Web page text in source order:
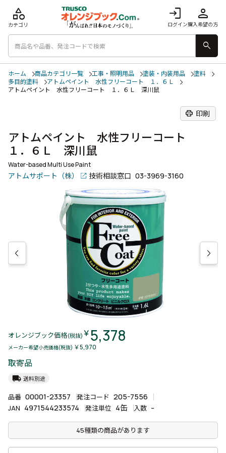
login
ログイン
person
購入希望の方
category
カテゴリ
search
ホーム 商品カテゴリ一覧 工事・照明用品 塗装・内装用品
塗料
多目的塗料
アトムペイント 水性フリーコート １．６Ｌ
アトムペイント 水性フリーコート １．６Ｌ 深川鼠
print 印刷
アトムペイント 水性フリーコート
１．６Ｌ 深川鼠
Water-based Multi Use Paint
アトムサポート（株） 技術相談窓口 03-3969-3160
オレンジブック価格(税抜) ￥5,378
メーカー希望小売価格(税抜) ￥5,970
取寄品
local_shipping 送料別途
品番 00001-23357 発注コード 205-7556
JAN 4971544233574 発注単位 4缶 入数 -
45種類の商品があります